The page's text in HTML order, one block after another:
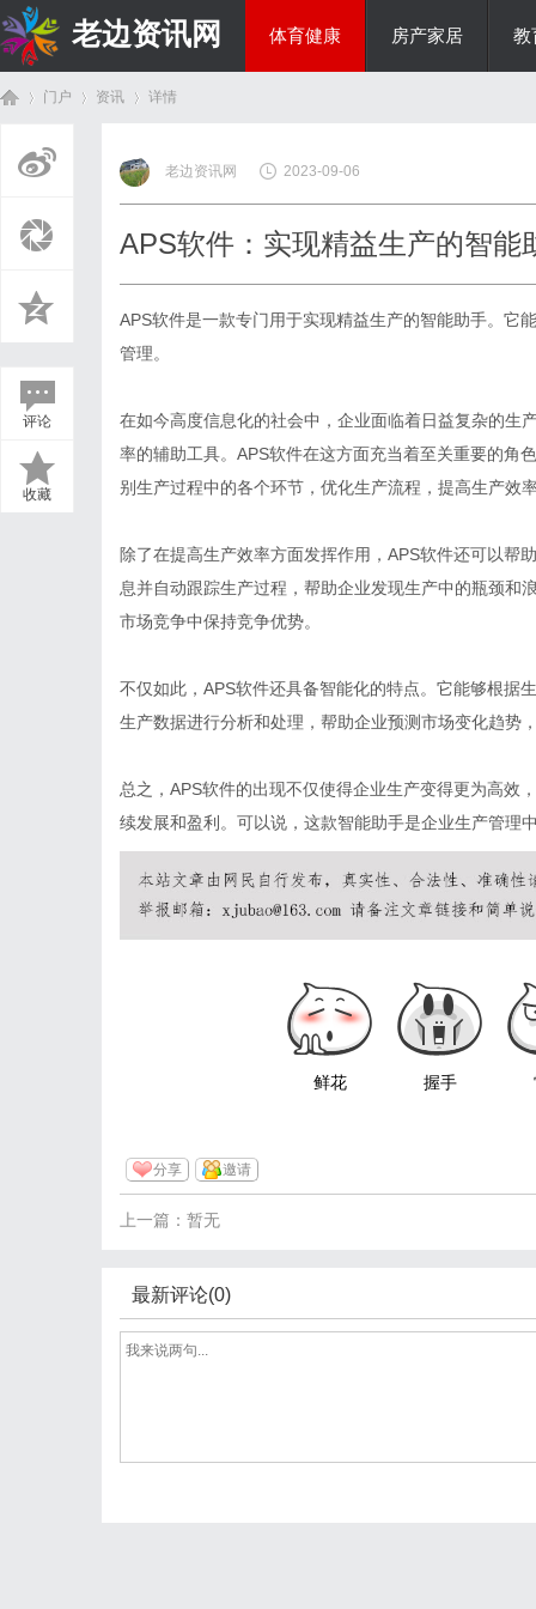
老边资讯网 体育健康 房产家居 教
门户 资讯
›
详情
评论
收藏
老边资讯网 2023-09-06
APS软件：实现精益生产的智能
APS软件是一款专门用于实现精益生产的智能助手。它
管理。
在如今高度信息化的社会中，企业面临着日益复杂的生
率的辅助工具。APS软件在这方面充当着至关重要的角
别生产过程中的各个环节，优化生产流程，提高生产效
除了在提高生产效率方面发挥作用，APS软件还可以帮
息并自动跟踪生产过程，帮助企业发现生产中的瓶颈和
市场竞争中保持竞争优势。
不仅如此，APS软件还具备智能化的特点。它能够根据
生产数据进行分析和处理，帮助企业预测市场变化趋势
总之，APS软件的出现不仅使得企业生产变得更为高效
续发展和盈利。可以说，这款智能助手是企业生产管理
鲜花 握手
分享 邀请
上一篇：暂无
最新评论(0)